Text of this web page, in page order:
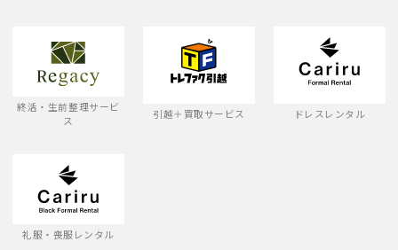
終活・生前整理サービ
ス
引越＋買取サービス ドレスレンタル
礼服・喪服レンタル